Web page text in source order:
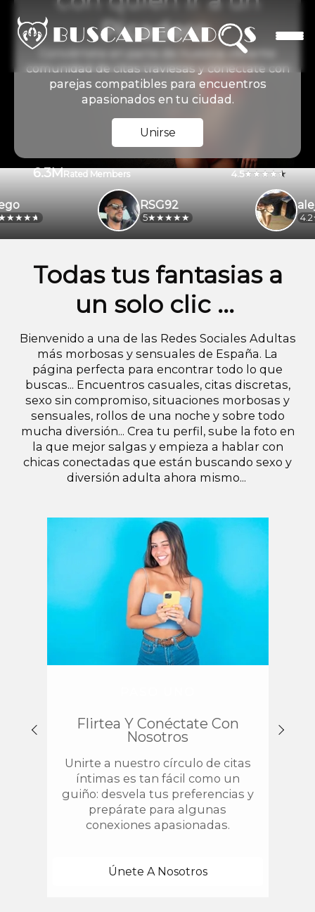
Picadero
Conviértete en parte de nuestra vibrante
comunidad de citas traviesas y conéctate con
parejas compatibles para encuentros
apasionados en tu ciudad.
Unirse
6.3MRated Members 4.5
4.2
RSG92
5
Todas tus fantasias a
un solo clic ...
Bienvenido a una de las Redes Sociales Adultas
más morbosas y sensuales de España. La
página perfecta para encontrar todo lo que
buscas... Encuentros casuales, citas discretas,
sexo sin compromiso, situaciones morbosas y
sensuales, rollos de una noche y sobre todo
mucha diversión... Crea tu perfil, sube la foto en
la que mejor salgas y empieza a hablar con
chicas conectadas que están buscando sexo y
diversión adulta ahora mismo...
Flirtea Y Conéctate Con
Nosotros
Unirte a nuestro círculo de citas
íntimas es tan fácil como un
guiño: desvela tus preferencias y
prepárate para algunas
conexiones apasionadas.
Únete A Nosotros